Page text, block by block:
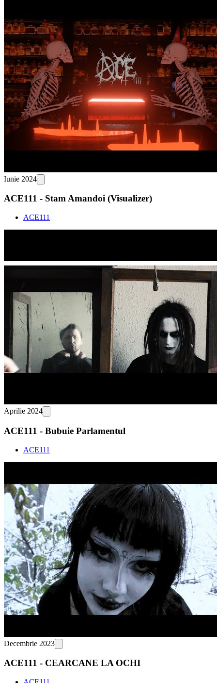
Iunie 2024
ACE111 - Stam Amandoi (Visualizer)
ACE111
Aprilie 2024
ACE111 - Bubuie Parlamentul
ACE111
Decembrie 2023
ACE111 - CEARCANE LA OCHI